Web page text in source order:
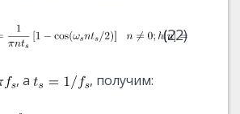
(22)
, а , получим: